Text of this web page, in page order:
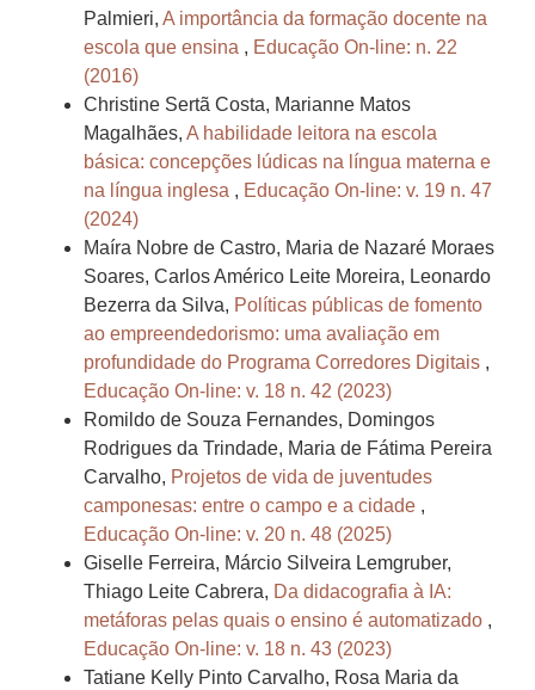
Palmieri, A importância da formação docente na
escola que ensina , Educação On-line: n. 22
(2016)
Christine Sertã Costa, Marianne Matos
Magalhães, A habilidade leitora na escola
básica: concepções lúdicas na língua materna e
na língua inglesa , Educação On-line: v. 19 n. 47
(2024)
Maíra Nobre de Castro, Maria de Nazaré Moraes
Soares, Carlos Américo Leite Moreira, Leonardo
Bezerra da Silva, Políticas públicas de fomento
ao empreendedorismo: uma avaliação em
profundidade do Programa Corredores Digitais ,
Educação On-line: v. 18 n. 42 (2023)
Romildo de Souza Fernandes, Domingos
Rodrigues da Trindade, Maria de Fátima Pereira
Carvalho, Projetos de vida de juventudes
camponesas: entre o campo e a cidade ,
Educação On-line: v. 20 n. 48 (2025)
Giselle Ferreira, Márcio Silveira Lemgruber,
Thiago Leite Cabrera, Da didacografia à IA:
metáforas pelas quais o ensino é automatizado ,
Educação On-line: v. 18 n. 43 (2023)
Tatiane Kelly Pinto Carvalho, Rosa Maria da